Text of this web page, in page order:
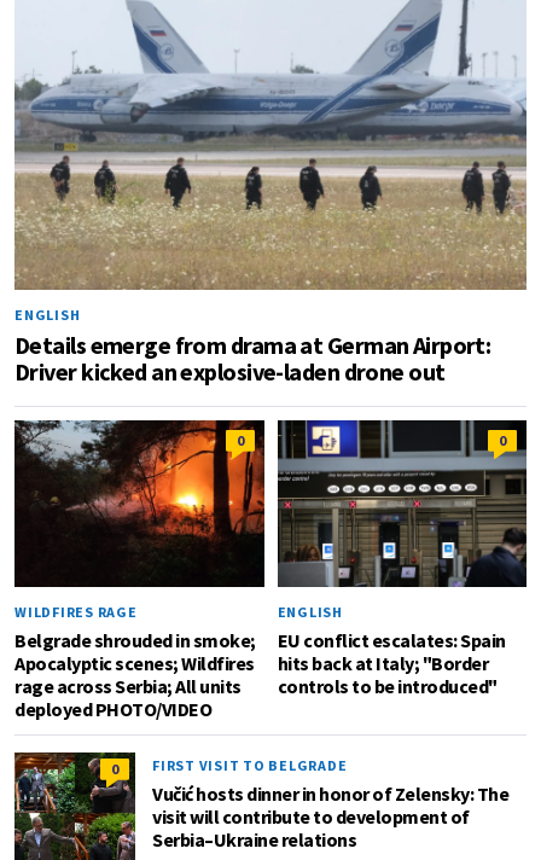
ENGLISH
Details emerge from drama at German Airport:
Driver kicked an explosive-laden drone out
0
WILDFIRES RAGE
Belgrade shrouded in smoke;
Apocalyptic scenes; Wildfires
rage across Serbia; All units
deployed PHOTO/VIDEO
0
ENGLISH
EU conflict escalates: Spain
hits back at Italy; "Border
controls to be introduced"
0 FIRST VISIT TO BELGRADE
Vučić hosts dinner in honor of Zelensky: The
visit will contribute to development of
Serbia–Ukraine relations